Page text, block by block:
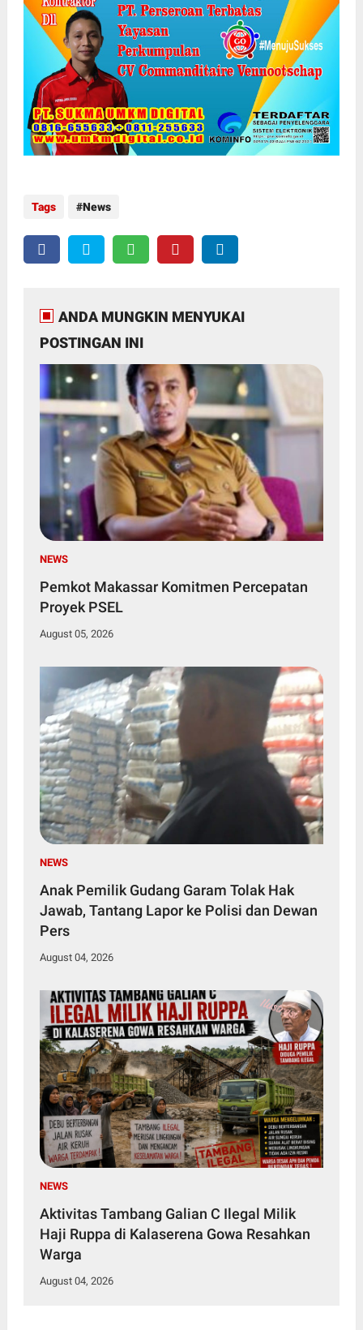
Tags News
ANDA MUNGKIN MENYUKAI
POSTINGAN INI
NEWS
Pemkot Makassar Komitmen Percepatan
Proyek PSEL
August 05, 2026
NEWS
Anak Pemilik Gudang Garam Tolak Hak
Jawab, Tantang Lapor ke Polisi dan Dewan
Pers
August 04, 2026
NEWS
Aktivitas Tambang Galian C Ilegal Milik
Haji Ruppa di Kalaserena Gowa Resahkan
Warga
August 04, 2026